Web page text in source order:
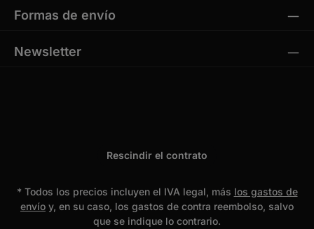
Formas de envío
Newsletter
Rescindir el contrato
* Todos los precios incluyen el IVA legal, más los gastos de
envío y, en su caso, los gastos de contra reembolso, salvo
que se indique lo contrario.